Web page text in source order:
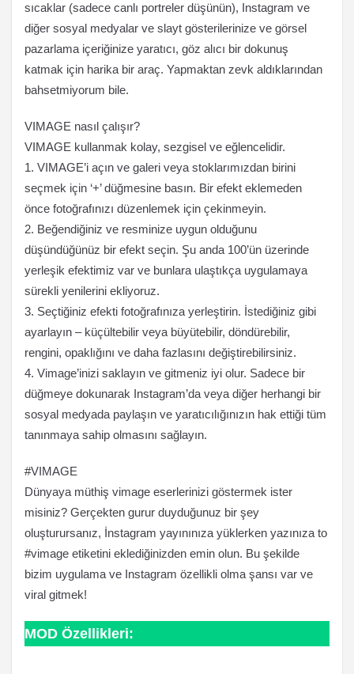
sıcaklar (sadece canlı portreler düşünün), Instagram ve
diğer sosyal medyalar ve slayt gösterilerinize ve görsel
pazarlama içeriğinize yaratıcı, göz alıcı bir dokunuş
katmak için harika bir araç. Yapmaktan zevk aldıklarından
bahsetmiyorum bile.
VIMAGE nasıl çalışır?
VIMAGE kullanmak kolay, sezgisel ve eğlencelidir.
1. VIMAGE’i açın ve galeri veya stoklarımızdan birini
seçmek için ‘+’ düğmesine basın. Bir efekt eklemeden
önce fotoğrafınızı düzenlemek için çekinmeyin.
2. Beğendiğiniz ve resminize uygun olduğunu
düşündüğünüz bir efekt seçin. Şu anda 100’ün üzerinde
yerleşik efektimiz var ve bunlara ulaştıkça uygulamaya
sürekli yenilerini ekliyoruz.
3. Seçtiğiniz efekti fotoğrafınıza yerleştirin. İstediğiniz gibi
ayarlayın – küçültebilir veya büyütebilir, döndürebilir,
rengini, opaklığını ve daha fazlasını değiştirebilirsiniz.
4. Vimage’inizi saklayın ve gitmeniz iyi olur. Sadece bir
düğmeye dokunarak Instagram’da veya diğer herhangi bir
sosyal medyada paylaşın ve yaratıcılığınızın hak ettiği tüm
tanınmaya sahip olmasını sağlayın.
#VIMAGE
Dünyaya müthiş vimage eserlerinizi göstermek ister
misiniz? Gerçekten gurur duyduğunuz bir şey
oluşturursanız, İnstagram yayınınıza yüklerken yazınıza to
#vimage etiketini eklediğinizden emin olun. Bu şekilde
bizim uygulama ve Instagram özellikli olma şansı var ve
viral gitmek!
MOD Özellikleri: